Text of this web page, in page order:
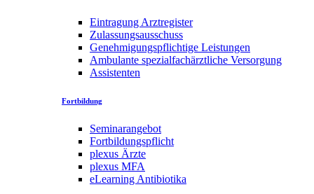
Eintragung Arztregister
Zulassungsausschuss
Genehmigungspflichtige Leistungen
Ambulante spezialfachärztliche Versorgung
Assistenten
Fortbildung
Seminarangebot
Fortbildungspflicht
plexus Ärzte
plexus MFA
eLearning Antibiotika